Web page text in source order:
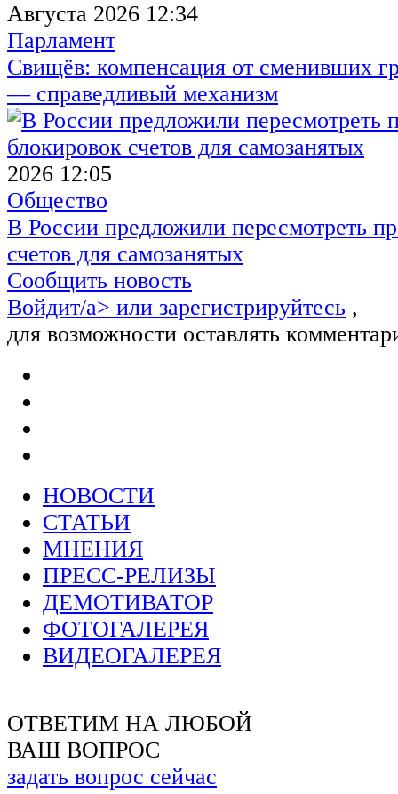
Августа 2026 12:34
Парламент
Свищёв: компенсация от сменивших
— справедливый механизм
2026 12:05
Общество
В России предложили пересмотреть
счетов для самозанятых
Сообщить новость
Войдит/a> или зарегистрируйтесь ,
для возможности оставлять
НОВОСТИ
СТАТЬИ
МНЕНИЯ
ПРЕСС-РЕЛИЗЫ
ДЕМОТИВАТОР
ФОТОГАЛЕРЕЯ
ВИДЕОГАЛЕРЕЯ
ОТВЕТИМ НА ЛЮБОЙ
ВАШ ВОПРОС
задать вопрос сейчас